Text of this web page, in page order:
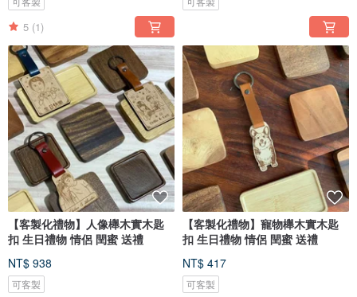
5 (1)
【客製化禮物】人像櫸木實木匙
扣 生日禮物 情侶 閏蜜 送禮
NT$ 938
可客製
【客製化禮物】寵物櫸木實木匙
扣 生日禮物 情侶 閏蜜 送禮
NT$ 417
可客製